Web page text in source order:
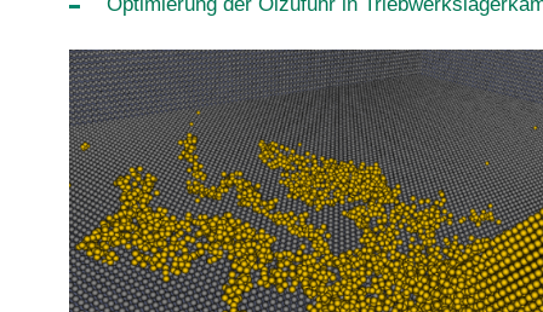
Optimierung der Ölzufuhr in